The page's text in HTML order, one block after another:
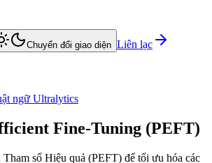
Chuyển đổi giao diện Liên lạc
ngữ Ultralytics
Fine-Tuning (PEFT)
số Hiệu quả (PEFT) để tối ưu hóa các